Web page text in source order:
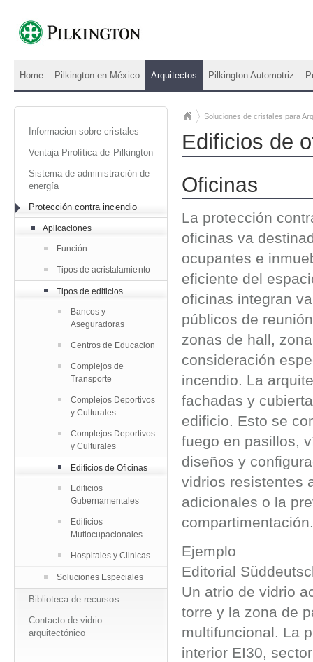
Home Pilkington en México Arquitectos Pilkington Automotriz
Informacion sobre cristales
Ventaja Pirolítica de Pilkington
Sistema de administración de
energía
Protección contra incendio
Aplicaciones
Función
Tipos de acristalamiento
Tipos de edificios
Bancos y
Aseguradoras
Centros de Educacion
Complejos de
Transporte
Complejos Deportivos
y Culturales
Complejos Deportivos
y Culturales
Edificios de Oficinas
Edificios
Gubernamentales
Edificios
Mutiocupacionales
Hospitales y Clinicas
Soluciones Especiales
Biblioteca de recursos
Contacto de vidrio
arquitectónico
Soluciones de cristales para
Edificios de
Oficinas
La protección
oficinas va
ocupantes e
eficiente del
oficinas integran
públicos de
zonas de hall,
consideración
incendio. La
fachadas y
edificio. Esto se
fuego en pasillos,
diseños y
vidrios resistentes
adicionales o la
Ejemplo
Editorial
Un atrio de vidrio
torre y la zona de
multifuncional. La
interior EI30,